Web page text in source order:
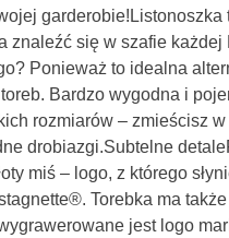
garderobie!Listonoszka
znaleźć się w szafie każdej
Ponieważ to idealna
Bardzo wygodna i
rozmiarów – zmieścisz
drobiazgi.Subtelne
miś – logo, z którego
Torebka ma
jest logo